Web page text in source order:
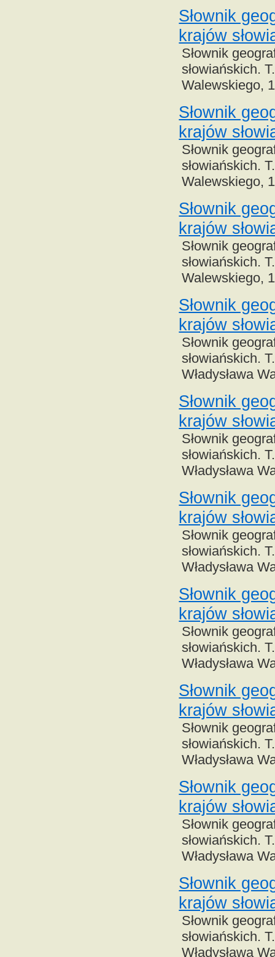
Słownik
krajów
Słownik
słowiańskich.
Walewskiego,
Słownik
krajów
Słownik
słowiańskich.
Walewskiego,
Słownik
krajów
Słownik
słowiańskich.
Walewskiego,
Słownik
krajów
Słownik
słowiańskich.
Władysława
Słownik
krajów
Słownik
słowiańskich.
Władysława
Słownik
krajów
Słownik
słowiańskich.
Władysława
Słownik
krajów
Słownik
słowiańskich.
Władysława
Słownik
krajów
Słownik
słowiańskich.
Władysława
Słownik
krajów
Słownik
słowiańskich.
Władysława
Słownik
krajów
Słownik
słowiańskich.
Władysława